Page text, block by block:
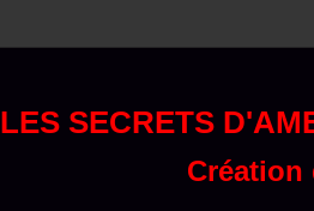
LES SECRETS
Création